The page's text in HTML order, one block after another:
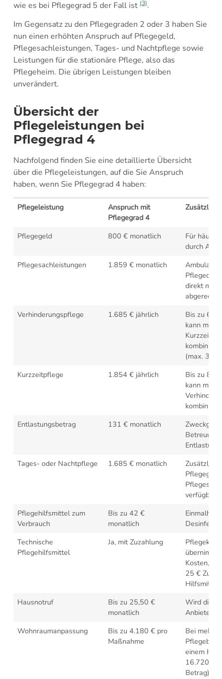
wie es bei Pflegegrad 5 der Fall ist(3).
Im Gegensatz zu den Pflegegraden 2 oder 3 haben Sie
nun einen erhöhten Anspruch auf Pflegegeld,
Pflegesachleistungen, Tages- und Nachtpflege sowie
Leistungen für die stationäre Pflege, also das
Pflegeheim. Die übrigen Leistungen bleiben
unverändert.
Übersicht der
Pflegeleistungen bei
Pflegegrad 4
Nachfolgend finden Sie eine detaillierte Übersicht
über die Pflegeleistungen, auf die Sie Anspruch
haben, wenn Sie Pflegegrad 4 haben:
Pflegeleistung
Anspruch mit
Pflegegrad 4
Pflegegeld 800 € monatlich
Für
durch
Pflegesachleistungen
1.859 € monatlich
Ambulante
direkt mit
Verhinderungspflege
1.685 € jährlich
Bis zu 6
kann mit
kombiniert
(max.
Kurzzeitpflege
1.854 € jährlich
Bis zu 8
kann mit
kombiniert
Entlastungsbetrag
131 € monatlich
Tages- oder Nachtpflege
1.685 € monatlich
Zusätzlich
Pflegegeld
verfügbar
Pflegehilfsmittel zum
Verbrauch
Bis zu 42 €
monatlich
Technische
Pflegehilfsmittel
Ja, mit Zuzahlung
übernimmt
Kosten,
25 €
Hilfsmittel
Hausnotruf
Bis zu 25,50 €
monatlich
Wird
Anbieter
Wohnraumanpassung
Bis zu 4.180 € pro
Maßnahme
Bei
einem
16.720 €
Betrag)